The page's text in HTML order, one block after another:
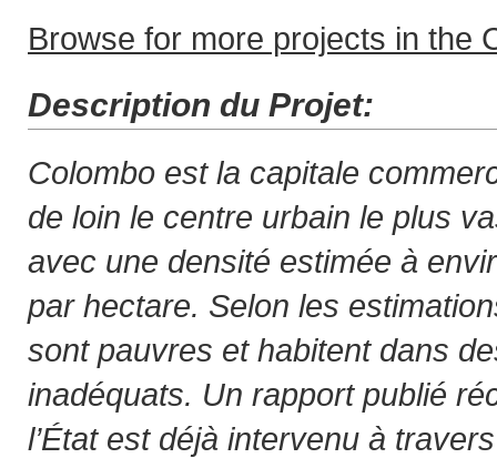
Browse for more projects in the
Description du Projet:
Colombo est la capitale
de loin le centre urbain le plus
avec une densité estimée à
par hectare. Selon les
sont pauvres et habitent dans
inadéquats. Un rapport publié
l’État est déjà intervenu à